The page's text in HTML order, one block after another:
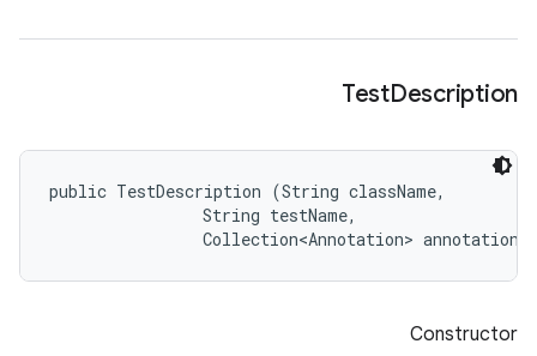
TestDescription
public TestDescription (String className,
                String testName,
Collection<Annotation>
Constructor